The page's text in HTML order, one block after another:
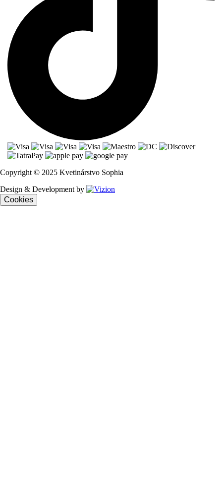
Copyright © 2025 Kvetinárstvo Sophia
Design & Development by
Cookies